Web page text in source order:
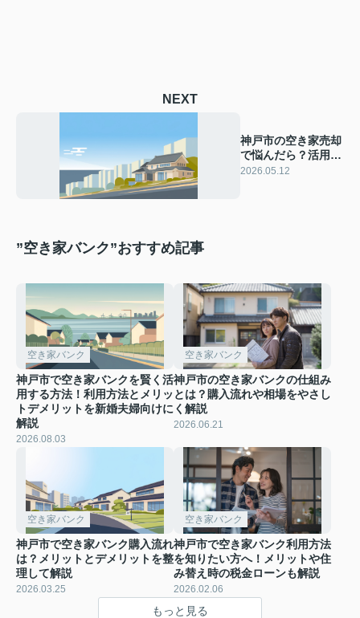
NEXT
神戸市の空き家売却
で悩んだら？活用方
法と活用事例をわか
2026.05.12
”空き家バンク”おすすめ記事
空き家バンク
神戸市で空き家バンクを賢く活
用する方法！利用方法とメリッ
トデメリットを新婚夫婦向けに
解説
2026.08.03
空き家バンク
神戸市の空き家バンクの仕組み
とは？購入流れや相場をやさし
く解説
2026.06.21
空き家バンク
神戸市で空き家バンク購入流れ
は？メリットとデメリットを整
理して解説
2026.03.25
空き家バンク
神戸市で空き家バンク利用方法
を知りたい方へ！メリットや住
み替え時の税金ローンも解説
2026.02.06
もっと見る